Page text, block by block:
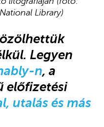
Library)
Legyen
n, a
előfizetési
utalás és más